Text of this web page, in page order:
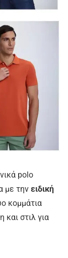
polo
με την ειδική
κομμάτια
στιλ για